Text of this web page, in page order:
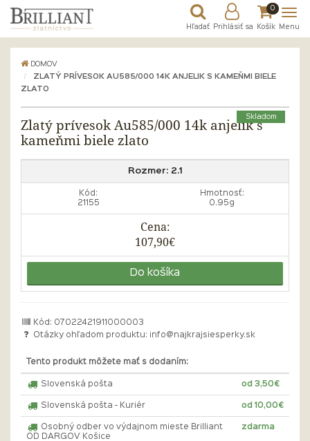
Hľadať Prihlásiť sa
0
Košík Menu
DOMOV
ZLATÝ PRÍVESOK AU585/000 14K ANJELIK S KAMEŇMI BIELE
ZLATO
Skladom
Zlatý prívesok Au585/000 14k anjelik s
kameňmi biele zlato
Rozmer: 2.1
Kód:
21155
Hmotnosť:
0.95g
Cena:
107,90€
Do košíka
Kód: 07022421911000003
Otázky ohľadom produktu:
info@najkrajsiesperky.sk
Tento produkt môžete mať s dodaním:
Slovenská pošta od 3,50€
Slovenská pošta - Kuriér od 10,00€
Osobný odber vo výdajnom mieste Brilliant
OD DARGOV Košice
zdarma